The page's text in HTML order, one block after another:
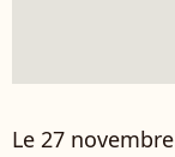
Le 27